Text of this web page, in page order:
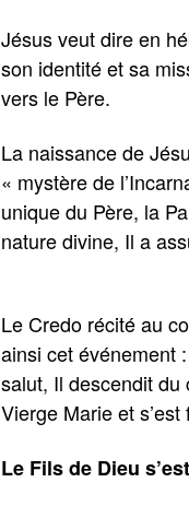
Jésus veut dire en
son identité et sa
vers le Père.
La naissance de
« mystère de
unique du Père, la
nature divine, Il a
Le Credo récité au
ainsi cet événement
salut, Il descendit du
Vierge Marie et
Le Fils de Dieu